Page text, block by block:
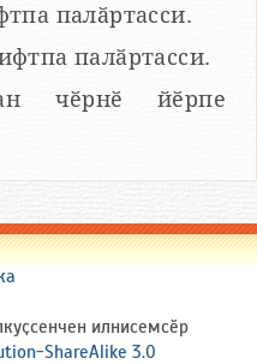
палӑртасси.
палӑртасси.
чӗрнӗ йӗрпе
илнисемсӗр
ShareAlike 3.0